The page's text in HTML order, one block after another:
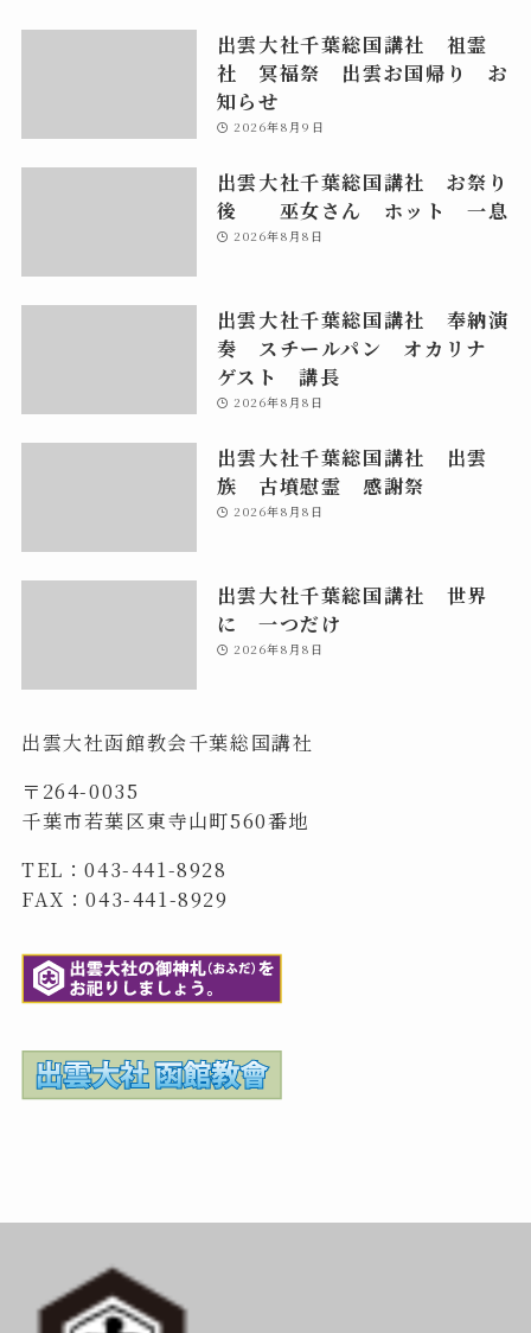
出雲大社千葉総国講社 祖霊
社 冥福祭 出雲お国帰り お
知らせ
2026年8月9日
出雲大社千葉総国講社 お祭り
後 巫女さん ホット 一息
2026年8月8日
出雲大社千葉総国講社 奉納演
奏 スチールパン オカリナ
ゲスト 講長
2026年8月8日
出雲大社千葉総国講社 出雲
族 古墳慰霊 感謝祭
2026年8月8日
出雲大社千葉総国講社 世界
に 一つだけ
2026年8月8日
出雲大社函館教会千葉総国講社
〒264-0035
千葉市若葉区東寺山町560番地
TEL：043-441-8928
FAX：043-441-8929